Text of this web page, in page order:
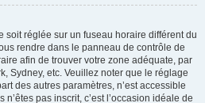
soit réglée sur un fuseau horaire différent du
rendre dans le panneau de contrôle de
afin de trouver votre zone adéquate, par
Sydney, etc. Veuillez noter que le réglage
des autres paramètres, n’est accessible
pas inscrit, c’est l’occasion idéale de